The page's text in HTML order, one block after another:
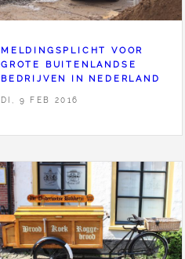
MELDINGSPLICHT VOOR
GROTE BUITENLANDSE
BEDRIJVEN IN NEDERLAND
DI, 9 FEB 2016